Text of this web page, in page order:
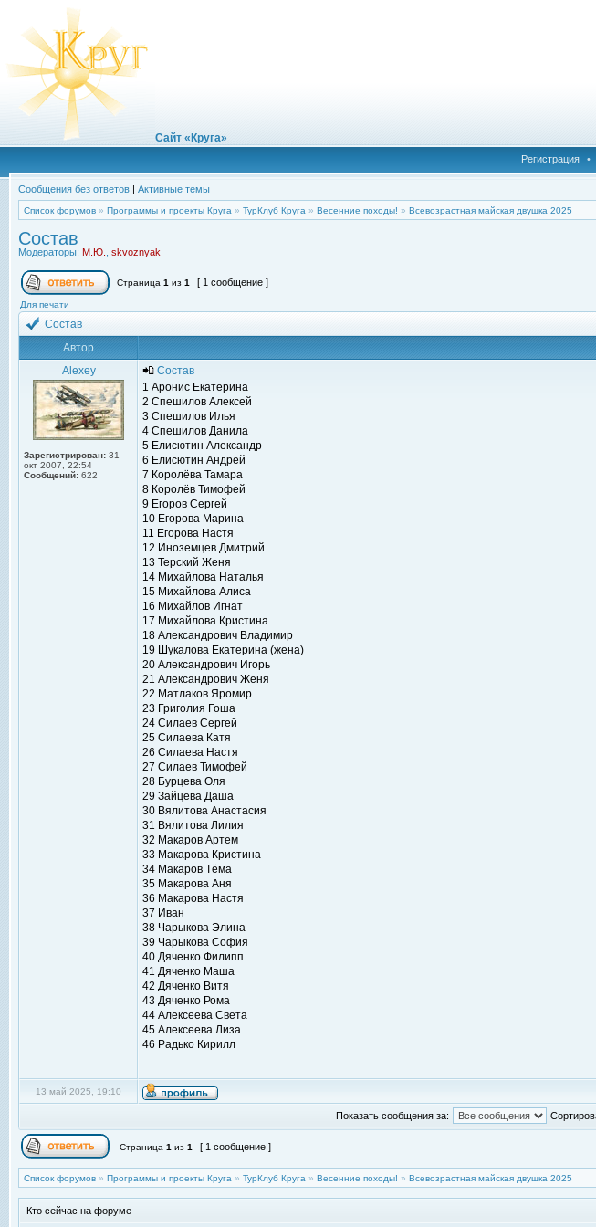
Сайт «Круга»
Регистрация •
Сообщения без ответов | Активные темы
Список форумов » Программы и проекты Круга » ТурКлуб Круга » Весенние походы! » Всевозрастная майская двушка 2025
Состав
Модераторы: М.Ю. skvoznyak
Страница 1 из 1 [ 1 сообщение ]
Для печати
Состав
Автор
Alexey
Зарегистрирован: 31
окт 2007, 22:54
Сообщений: 622
Состав
1 Аронис Екатерина
2 Спешилов Алексей
3 Спешилов Илья
4 Спешилов Данила
5 Елисютин Александр
6 Елисютин Андрей
7 Королёва Тамара
8 Королёв Тимофей
9 Егоров Сергей
10 Егорова Марина
11 Егорова Настя
12 Иноземцев Дмитрий
13 Терский Женя
14 Михайлова Наталья
15 Михайлова Алиса
16 Михайлов Игнат
17 Михайлова Кристина
18 Александрович Владимир
19 Шукалова Екатерина (жена)
20 Александрович Игорь
21 Александрович Женя
22 Матлаков Яромир
23 Григолия Гоша
24 Силаев Сергей
25 Силаева Катя
26 Силаева Настя
27 Силаев Тимофей
28 Бурцева Оля
29 Зайцева Даша
30 Вялитова Анастасия
31 Вялитова Лилия
32 Макаров Артем
33 Макарова Кристина
34 Макаров Тёма
35 Макарова Аня
36 Макарова Настя
37 Иван
38 Чарыкова Элина
39 Чарыкова София
40 Дяченко Филипп
41 Дяченко Маша
42 Дяченко Витя
43 Дяченко Рома
44 Алексеева Света
45 Алексеева Лиза
46 Радько Кирилл
13 май 2025, 19:10
Показать сообщения за:
Страница 1 из 1 [ 1 сообщение ]
Список форумов » Программы и проекты Круга » ТурКлуб Круга » Весенние походы! » Всевозрастная майская двушка 2025
Кто сейчас на форуме